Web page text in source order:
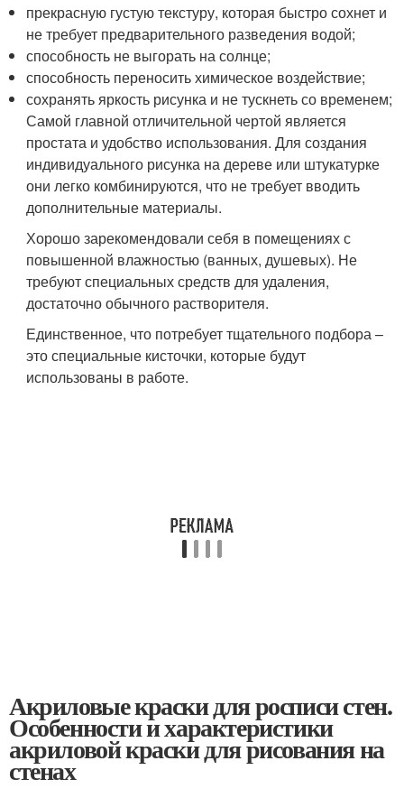
прекрасную густую текстуру, которая быстро сохнет и
не требует предварительного разведения водой;
способность не выгорать на солнце;
способность переносить химическое воздействие;
сохранять яркость рисунка и не тускнеть со временем;
Самой главной отличительной чертой является
простата и удобство использования. Для создания
индивидуального рисунка на дереве или штукатурке
они легко комбинируются, что не требует вводить
дополнительные материалы.
Хорошо зарекомендовали себя в помещениях с
повышенной влажностью (ванных, душевых). Не
требуют специальных средств для удаления,
достаточно обычного растворителя.
Единственное, что потребует тщательного подбора –
это специальные кисточки, которые будут
использованы в работе.
Акриловые краски для росписи стен.
Особенности и характеристики
акриловой краски для рисования на
стенах